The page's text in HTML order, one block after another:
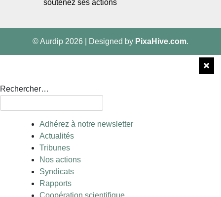
soutenez ses actions
© Aurdip 2026 Designed by PixaHive.com.
Rechercher…
Adhérez à notre newsletter
Actualités
Tribunes
Nos actions
Syndicats
Rapports
Coopération scientifique